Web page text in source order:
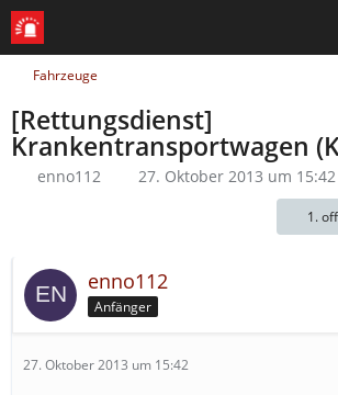
Fahrzeuge
[Rettungsdienst]
Krankentransportwagen
enno112 27. Oktober 2013 um 15:42
1.
enno112
Anfänger
27. Oktober 2013 um 15:42